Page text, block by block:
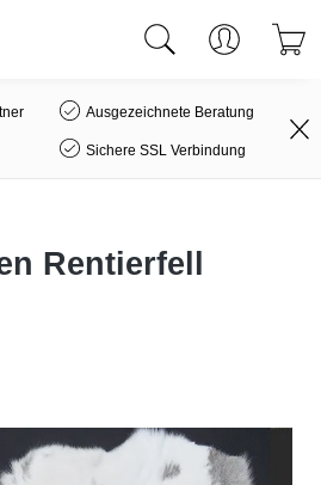
Ausgezeichnete Beratung
Sichere SSL Verbindung
Rentierfell